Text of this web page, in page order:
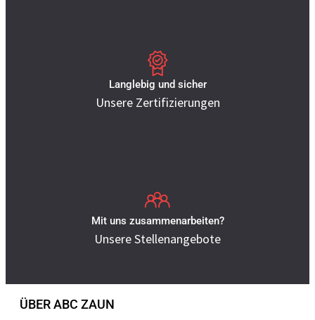
Langlebig und sicher
Unsere Zertifizierungen
Mit uns zusammenarbeiten?
Unsere Stellenangebote
ÜBER ABC ZAUN